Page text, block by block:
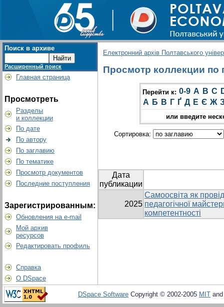
Поиск в архиве
Расширенный поиск
Главная страница
Просмотреть
Разделы
и коллекции
По дате
По автору
По заглавию
По тематике
Просмотр документов
Последние поступления
Зарегистрированным:
Обновления на e-mail
Мой архив
ресурсов
Редактировать профиль
Справка
О DSpace
Електронний архів Полтавського
Просмотр коллекции по
Перейти к: 0-9 A B C
А Б В Г Ґ Д Е Є Ж
или введите
Сортировка:
Дата
публикации
2025
Самоосвіта як
педагогічної
компетентності
DSpace Software Copyright © 2002-2005 MIT